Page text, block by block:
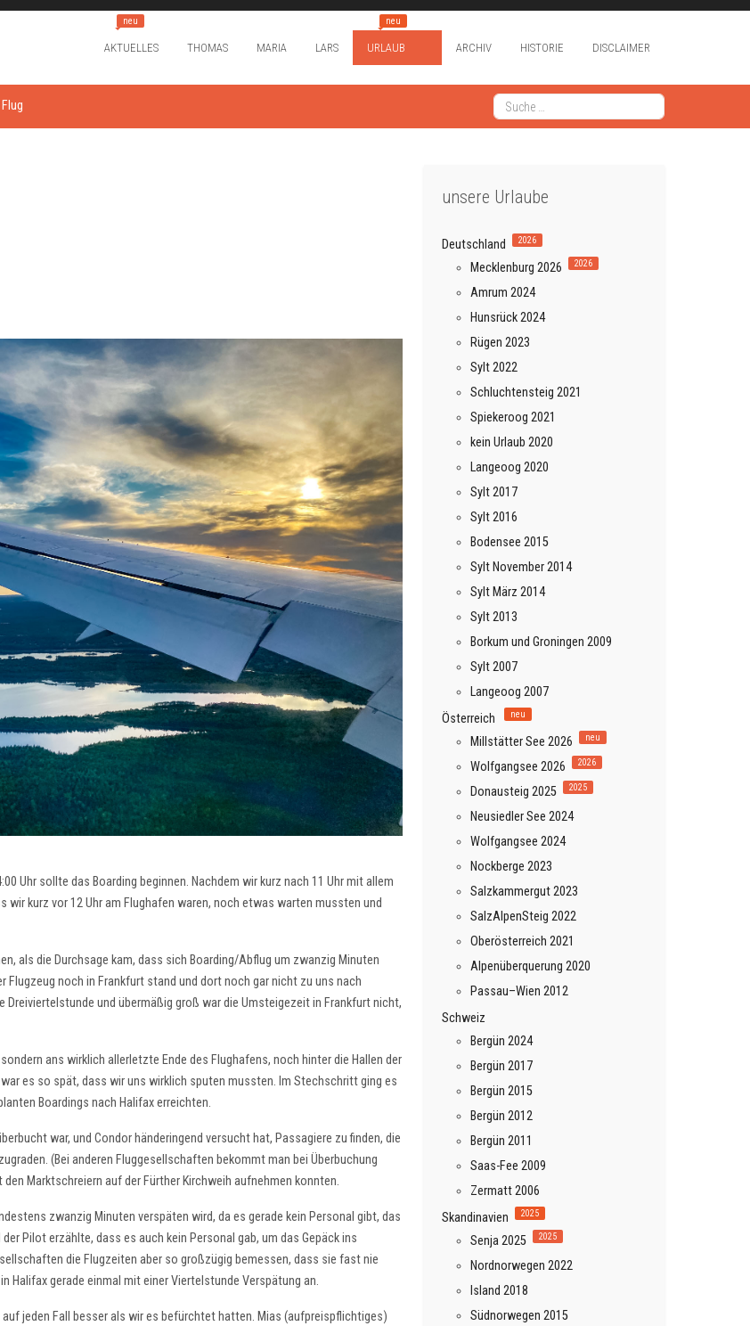
AKTUELLES
neu
THOMAS MARIA LARS URLAUB
neu
ARCHIV HISTORIE DISCLAIMER
Flug
Suchen
Type 2 or more characters for results.
Uhr sollte das Boarding beginnen. Nachdem wir kurz nach 11 Uhr mit allem
kurz vor 12 Uhr am Flughafen waren, noch etwas warten mussten und
als die Durchsage kam, dass sich Boarding/Abflug um zwanzig Minuten
Flugzeug noch in Frankfurt stand und dort noch gar nicht zu uns nach
und übermäßig groß war die Umsteigezeit in Frankfurt nicht,
ans wirklich allerletzte Ende des Flughafens, noch hinter die Hallen der
es so spät, dass wir uns wirklich sputen mussten. Im Stechschritt ging es
Boardings nach Halifax erreichten.
war, und Condor händeringend versucht hat, Passagiere zu finden, die
(Bei anderen Fluggesellschaften bekommt man bei Überbuchung
Marktschreiern auf der Fürther Kirchweih aufnehmen konnten.
zwanzig Minuten verspäten wird, da es gerade kein Personal gibt, das
Pilot erzählte, dass es auch kein Personal gab, um das Gepäck ins
die Flugzeiten aber so großzügig bemessen, dass sie fast nie
Halifax gerade einmal mit einer Viertelstunde Verspätung an.
jeden Fall besser als wir es befürchtet hatten. Mias (aufpreispflichtiges)
unsere Urlaube
Deutschland 2026
Mecklenburg 2026 2026
Amrum 2024
Hunsrück 2024
Rügen 2023
Sylt 2022
Schluchtensteig 2021
Spiekeroog 2021
kein Urlaub 2020
Langeoog 2020
Sylt 2017
Sylt 2016
Bodensee 2015
Sylt November 2014
Sylt März 2014
Sylt 2013
Borkum und Groningen 2009
Sylt 2007
Langeoog 2007
Österreich
neu
Millstätter See 2026 neu
Wolfgangsee 2026 2026
Donausteig 2025 2025
Neusiedler See 2024
Wolfgangsee 2024
Nockberge 2023
Salzkammergut 2023
SalzAlpenSteig 2022
Oberösterreich 2021
Alpenüberquerung 2020
Passau–Wien 2012
Schweiz
Bergün 2024
Bergün 2017
Bergün 2015
Bergün 2012
Bergün 2011
Saas-Fee 2009
Zermatt 2006
Skandinavien
2025
Senja 2025 2025
Nordnorwegen 2022
Island 2018
Südnorwegen 2015